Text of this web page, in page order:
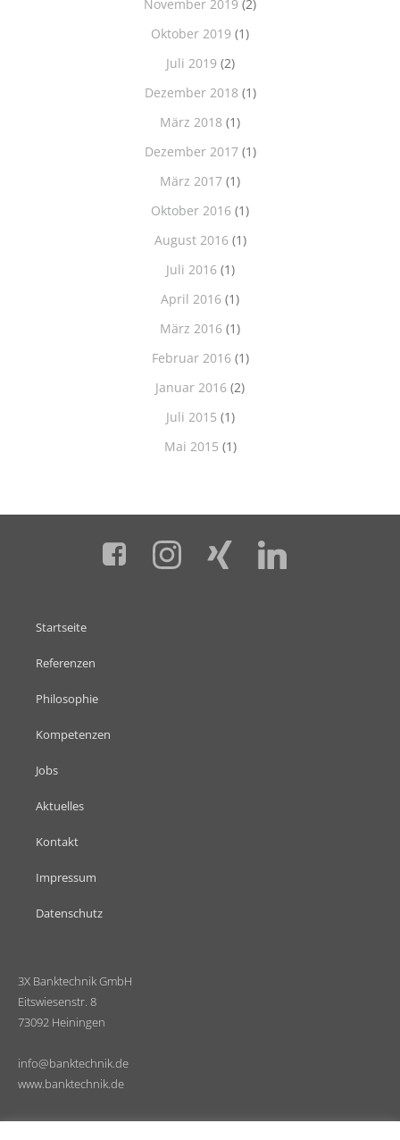
November 2019 (2)
Oktober 2019 (1)
Juli 2019 (2)
Dezember 2018 (1)
März 2018 (1)
Dezember 2017(1)
März 2017 (1)
Oktober 2016 (1)
August 2016(1)
Juli 2016(1)
April 2016 (1)
März 2016 (1)
Februar 2016(1)
Januar 2016 (2)
Juli 2015 (1)
Mai 2015 (1)
Startseite
Referenzen
Philosophie
Kompetenzen
Jobs
Aktuelles
Kontakt
Impressum
Datenschutz
3X Banktechnik GmbH
Eitswiesenstr. 8
73092 Heiningen
info@banktechnik.de
www.banktechnik.de